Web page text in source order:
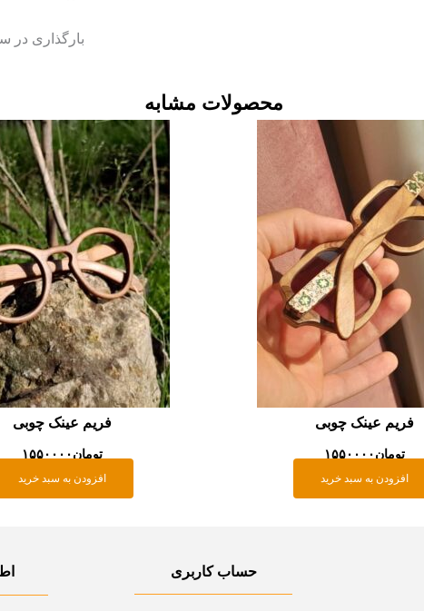
بارگذاری در
محصولات مشابه
فریم عینک چوبی
تومان۱۵۵۰۰۰۰
افزودن به سبد خرید
فریم عینک چوبی
تومان۱۵۵۰۰۰۰
افزودن به سبد خرید
حساب کاربری